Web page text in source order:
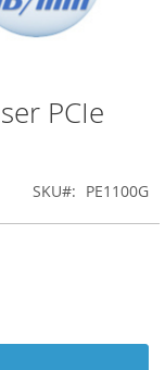
PCIe
SKU PE1100G